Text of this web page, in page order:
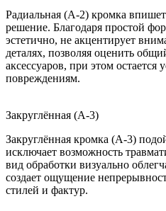
Радиальная (A-2) кромка
решение. Благодаря простой
эстетично, не акцентирует
деталях, позволяя оценить
аксессуаров, при этом
повреждениям.
Закруглённая (A-3)
Закруглённая кромка (A-3)
исключает возможность
вид обработки визуально
создает ощущение
стилей и фактур.